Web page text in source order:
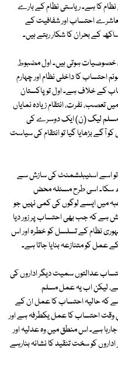
کا ہے۔ ریاستی نظام کے بارے
احتساب اور شفافیت کے
کے بحران کا شکار رہتے ہیں۔
خصوصیات ہوتی ہیں۔ اول مضبوط
احتساب کا داخلی نظام اور چہارم
کے خلاف ہے۔ اول تو پاکستان
تعصب، نفرت، انتقام زیادہ نمایاں
مسلم لیگ (ن) ایک دوسرے کی
بڑھایا گیا تو انتقام کی سیاست
اسے اسٹیبلشمنٹ کی سازش سے
سکا۔ اسی طرح مسئلہ محض
میں ایسے لوگوں کی کمی نہیں جو
ہے کہ جب بھی احتساب پر زور دیا
نظام کے تسلسل کو خطرہ اور اس
کو متنازعہ بنایا جاتا ہے۔
عدالتوں سمیت دیگر اداروں کی
لیکن اب یہ عمل مسلم
حالیہ احتساب کا عمل ان کے
احتساب کا عمل یکطرفہ ہے اور
ہے۔ اس منطق میں وہ عدلیہ اور
کو سخت تنقید کا نشانہ بنارہے